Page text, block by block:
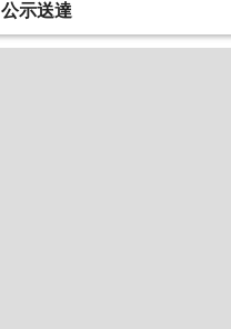
公示送達